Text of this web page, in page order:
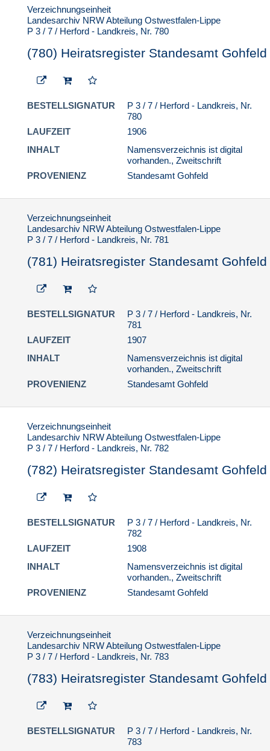
Verzeichnungseinheit
Landesarchiv NRW Abteilung Ostwestfalen-Lippe
P 3 / 7 / Herford - Landkreis, Nr. 780
(780) Heiratsregister Standesamt Gohfeld
BESTELLSIGNATUR
P 3 / 7 / Herford - Landkreis, Nr.
780
LAUFZEIT
1906
INHALT
Namensverzeichnis ist digital
vorhanden., Zweitschrift
PROVENIENZ
Standesamt Gohfeld
Verzeichnungseinheit
Landesarchiv NRW Abteilung Ostwestfalen-Lippe
P 3 / 7 / Herford - Landkreis, Nr. 781
(781) Heiratsregister Standesamt Gohfeld
BESTELLSIGNATUR
P 3 / 7 / Herford - Landkreis, Nr.
781
LAUFZEIT
1907
INHALT
Namensverzeichnis ist digital
vorhanden., Zweitschrift
PROVENIENZ
Standesamt Gohfeld
Verzeichnungseinheit
Landesarchiv NRW Abteilung Ostwestfalen-Lippe
P 3 / 7 / Herford - Landkreis, Nr. 782
(782) Heiratsregister Standesamt Gohfeld
BESTELLSIGNATUR
P 3 / 7 / Herford - Landkreis, Nr.
782
LAUFZEIT
1908
INHALT
Namensverzeichnis ist digital
vorhanden., Zweitschrift
PROVENIENZ
Standesamt Gohfeld
Verzeichnungseinheit
Landesarchiv NRW Abteilung Ostwestfalen-Lippe
P 3 / 7 / Herford - Landkreis, Nr. 783
(783) Heiratsregister Standesamt Gohfeld
BESTELLSIGNATUR
P 3 / 7 / Herford - Landkreis, Nr.
783